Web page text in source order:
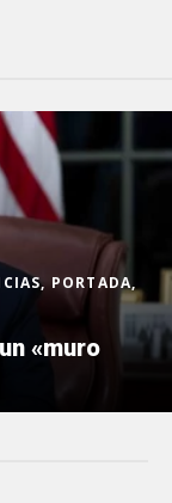
PORTADA,
«muro